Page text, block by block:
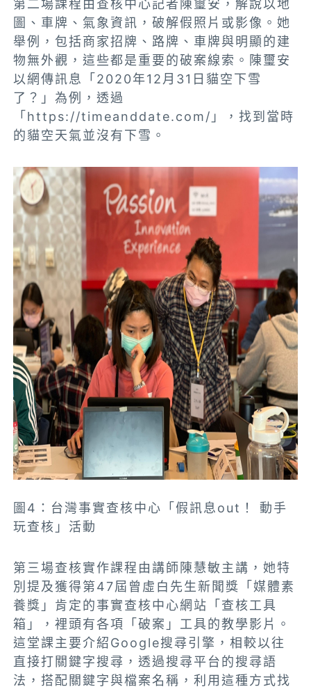
第二場課程由 查核中心記者陳璽安 ，解說以地
圖、車牌、氣象資訊，破解假照片或影像。她
舉例，包括商家招牌、路牌、車牌與明顯的建
物無外觀，這些都是重要的破案線索。陳璽安
以網傳訊息「2020年12月31日貓空下雪
了？」為例，透過
「https://timeanddate.com/」，找到當時
的貓空天氣並沒有下雪。
圖4：台灣事實查核中心「假訊息out！ 動手
玩查核」活動
第三場查核實作課程由講師陳慧敏主講，她特
別提及獲得第47屆曾虛白先生新聞獎「媒體素
養獎」肯定的事實查核中心網站「查核工具
箱」，裡頭有各項「破案」工具的教學影片。
這堂課主要介紹Google搜尋引擎，相較以往
直接打關鍵字搜尋，透過搜尋平台的搜尋語
法，搭配關鍵字與檔案名稱，利用這種方式找